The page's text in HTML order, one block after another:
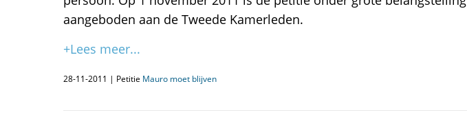
aangeboden aan de Tweede Kamerleden.
+Lees meer...
28-11-2011 | Petitie Mauro moet blijven